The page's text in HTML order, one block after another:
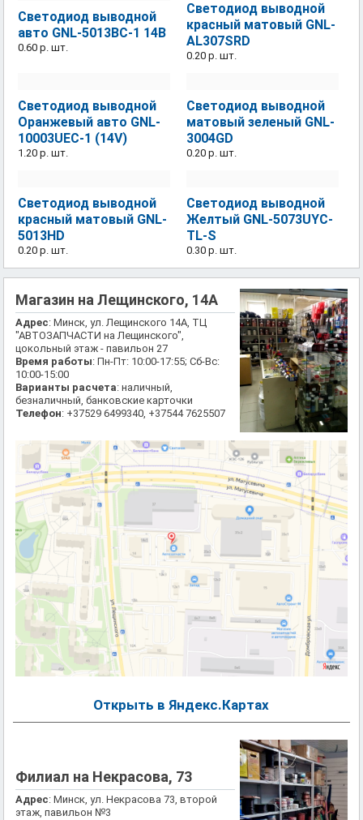
Светодиод выводной
авто GNL-5013BC-1 14B
0.60 р. шт.
Светодиод выводной
красный матовый GNL-
AL307SRD
0.20 р. шт.
Светодиод выводной
Оранжевый авто GNL-
10003UEC-1 (14V)
1.20 р. шт.
Светодиод выводной
матовый зеленый GNL-
3004GD
0.20 р. шт.
Светодиод выводной
красный матовый GNL-
5013HD
0.20 р. шт.
Светодиод выводной
Желтый GNL-5073UYC-
TL-S
0.30 р. шт.
Магазин на Лещинского, 14А
Адрес: Минск, ул. Лещинского 14А, ТЦ
"АВТОЗАПЧАСТИ на Лещинского",
цокольный этаж - павильон 27
Время работы: Пн-Пт: 10:00-17:55; Сб-Вс:
10:00-15:00
Варианты расчета: наличный,
безналичный, банковские карточки
Телефон: +37529 6499340, +37544 7625507
Открыть в Яндекс.Картах
Филиал на Некрасова, 73
Адрес: Минск, ул. Некрасова 73, второй
этаж, павильон №3